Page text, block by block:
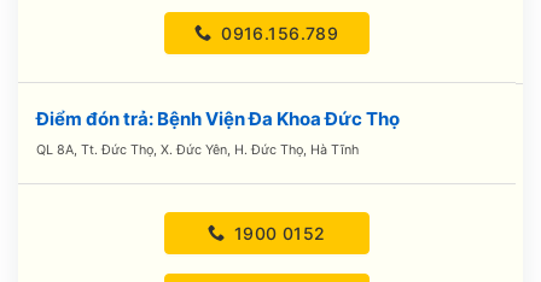
0916.156.789
Điểm đón trả: Bệnh Viện Đa Khoa Đức Thọ
QL 8A, Tt. Đức Thọ, X. Đức Yên, H. Đức Thọ, Hà Tĩnh
1900 0152